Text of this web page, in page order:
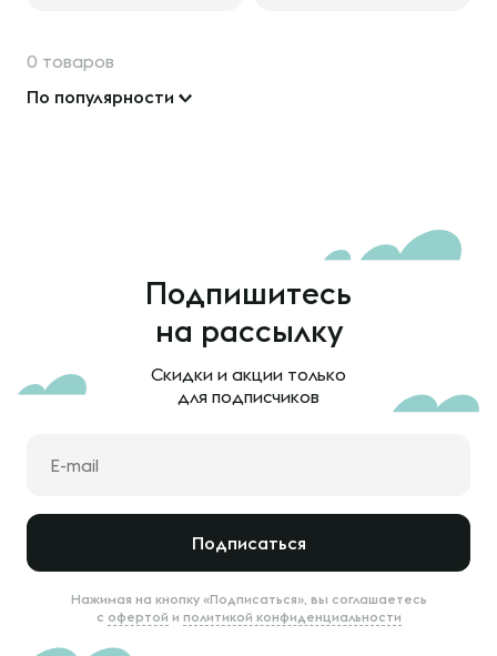
0 товаров
По популярности
Подпишитесь
на рассылку
Скидки и акции только
для подписчиков
Подписаться
Нажимая на кнопку «Подписаться», вы соглашаетесь
с офертой и политикой конфиденциальности